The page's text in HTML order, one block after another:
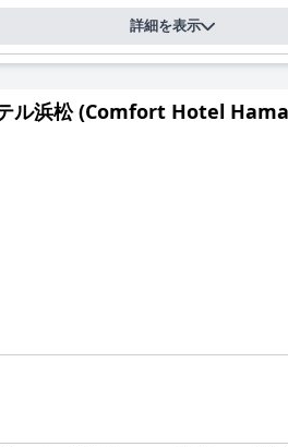
のお客様が接続や信号強度に問題を
在を提供しており、賞賛に値する清潔
詳細を表示
ル浜松 (Comfort Hotel